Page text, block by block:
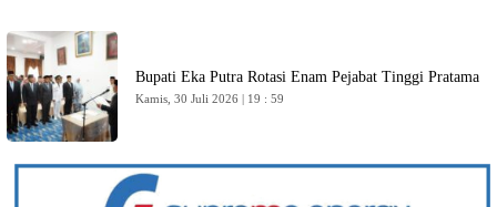
Bupati Eka Putra Rotasi Enam Pejabat Tinggi Pratama
Kamis, 30 Juli 2026 | 19 : 59